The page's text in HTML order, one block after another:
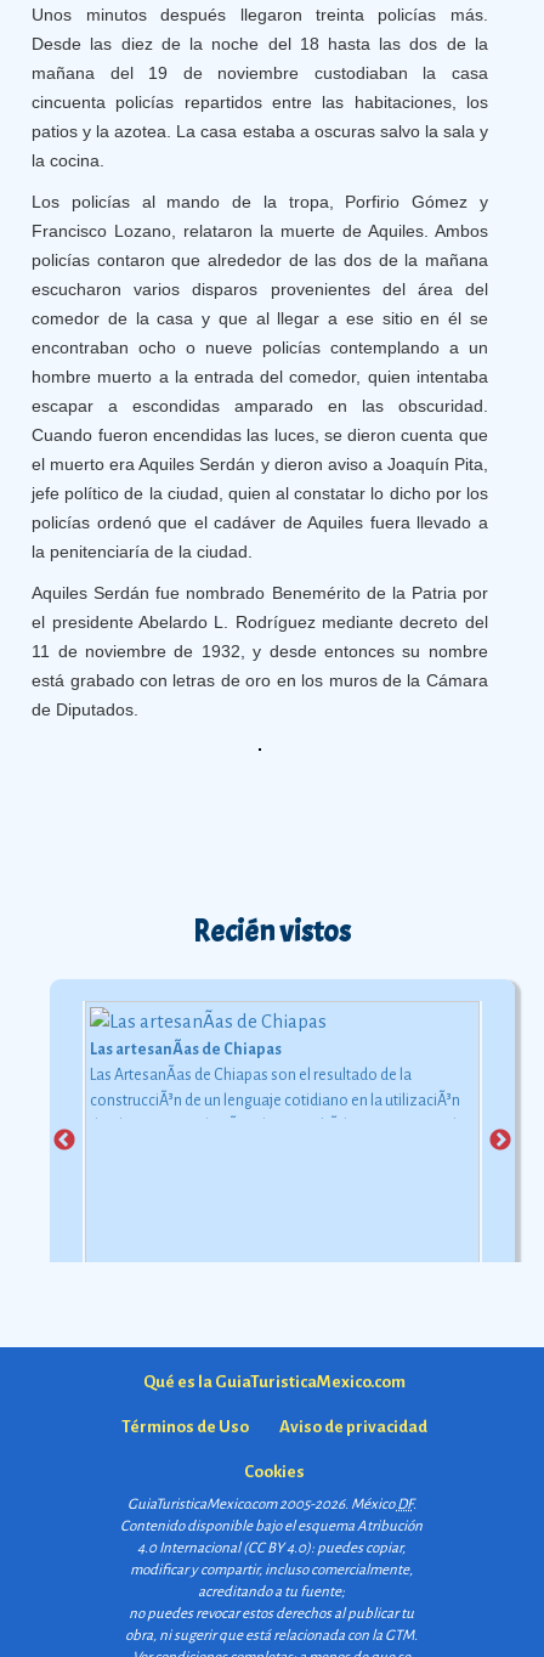
Unos minutos después llegaron treinta policías más.
Desde las diez de la noche del 18 hasta las dos de la
mañana del 19 de noviembre custodiaban la casa
cincuenta policías repartidos entre las habitaciones, los
patios y la azotea. La casa estaba a oscuras salvo la sala y
la cocina.
Los policías al mando de la tropa, Porfirio Gómez y
Francisco Lozano, relataron la muerte de Aquiles. Ambos
policías contaron que alrededor de las dos de la mañana
escucharon varios disparos provenientes del área del
comedor de la casa y que al llegar a ese sitio en él se
encontraban ocho o nueve policías contemplando a un
hombre muerto a la entrada del comedor, quien intentaba
escapar a escondidas amparado en las obscuridad.
Cuando fueron encendidas las luces, se dieron cuenta que
el muerto era Aquiles Serdán y dieron aviso a Joaquín Pita,
jefe político de la ciudad, quien al constatar lo dicho por los
policías ordenó que el cadáver de Aquiles fuera llevado a
la penitenciaría de la ciudad.
Aquiles Serdán fue nombrado Benemérito de la Patria por
el presidente Abelardo L. Rodríguez mediante decreto del
11 de noviembre de 1932, y desde entonces su nombre
está grabado con letras de oro en los muros de la Cámara
de Diputados.
Recién vistos
Las artesanÃ­as de Chiapas
Las ArtesanÃ­as de Chiapas son el resultado de la
construcciÃ³n de un lenguaje cotidiano en la utilizaciÃ³n
Qué es la GuiaTuristicaMexico.com
Términos de Uso Aviso de privacidad
Cookies
GuiaTuristicaMexico.com 2005-2026. MéxicoDF.
Contenido disponible bajo el esquemaAtribución
4.0 Internacional (CC BY 4.0): puedes copiar,
modificar y compartir, incluso comercialmente,
acreditando a tu fuente;
no puedes revocar estos derechos al publicar tu
obra, ni sugerir que está relacionada con la GTM.